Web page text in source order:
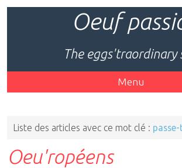
Oeuf
The eggs'traordinary
Menu
Liste des articles avec ce mot clé :
Oeu'ropéens